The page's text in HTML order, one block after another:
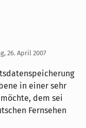
26. April 2007
in einer sehr
dem sei
Fernsehen